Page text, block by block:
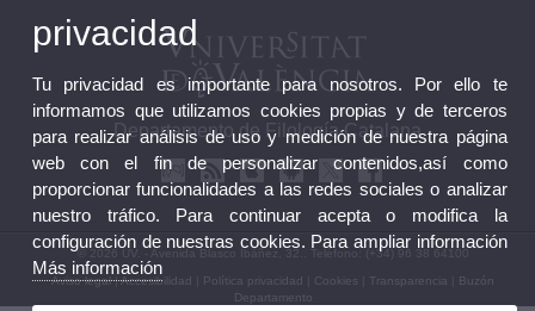
Departamento de Filología Catalana
© 2026 UV. - Avenida Blasco Ibáñez, 32.. Teléfono: (+34) 96 38 64100
Aviso legal|Accesibilidad Política privacidad Cookies Transparencia
Buzón
Departamento
privacidad
Tu privacidad es importante para nosotros. Por ello te
informamos que utilizamos cookies propias y de terceros
para realizar análisis de uso y medición de nuestra página
web con el fin de personalizar contenidos,así como
proporcionar funcionalidades a las redes sociales o analizar
nuestro tráfico. Para continuar acepta o modifica la
configuración de nuestras cookies. Para ampliar información
Más información